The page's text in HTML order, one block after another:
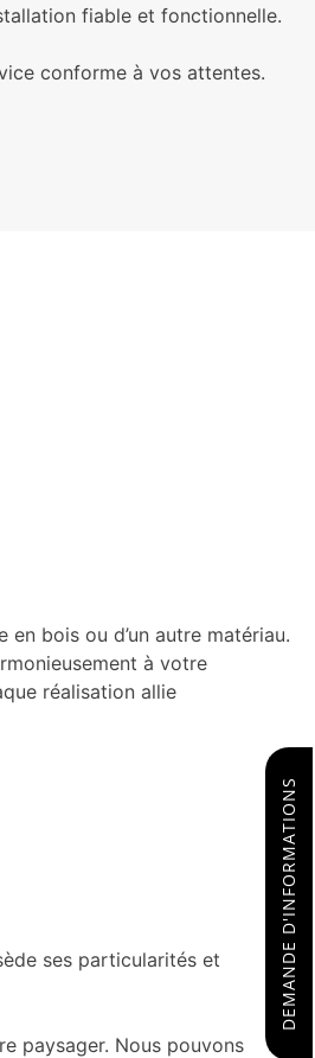
fiable et fonctionnelle.
conforme à vos attentes.
bois ou d’un autre matériau.
à votre
réalisation allie
ses particularités et
paysager. Nous pouvons
DEMANDE D'INFORMATIONS